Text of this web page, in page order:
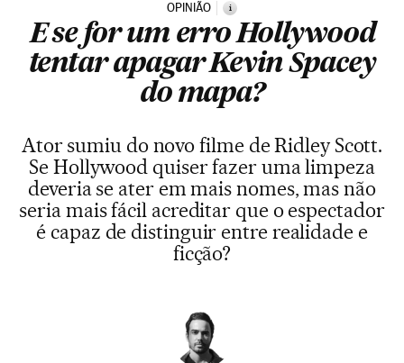
OPINIÃO i
E se for um erro Hollywood
tentar apagar Kevin Spacey
do mapa?
Ator sumiu do novo filme de Ridley Scott.
Se Hollywood quiser fazer uma limpeza
deveria se ater em mais nomes, mas não
seria mais fácil acreditar que o espectador
é capaz de distinguir entre realidade e
ficção?